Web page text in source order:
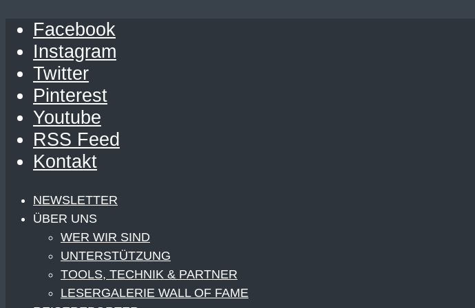
Facebook
Instagram
Twitter
Pinterest
Youtube
RSS Feed
Kontakt
NEWSLETTER
ÜBER UNS
WER WIR SIND
UNTERSTÜTZUNG
TOOLS, TECHNIK & PARTNER
LESERGALERIE WALL OF FAME